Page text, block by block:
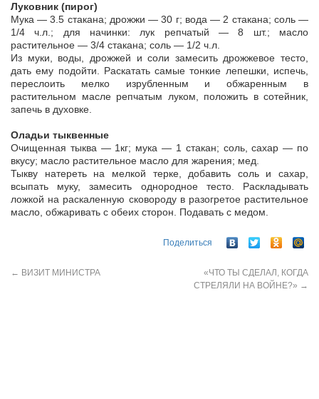
Луковник (пирог)
Мука — 3.5 стакана; дрожжи — 30 г; вода — 2 стакана; соль —
1/4 ч.л.; для начинки: лук репчатый — 8 шт.; масло
растительное — 3/4 стакана; соль — 1/2 ч.л.
Из муки, воды, дрожжей и соли замесить дрожжевое тесто,
дать ему подойти. Раскатать самые тонкие лепешки, испечь,
переслоить мелко изрубленным и обжаренным в
растительном масле репчатым луком, положить в сотейник,
запечь в духовке.
Оладьи тыквенные
Очищенная тыква — 1кг; мука — 1 стакан; соль, сахар — по
вкусу; масло растительное масло для жарения; мед.
Тыкву натереть на мелкой терке, добавить соль и сахар,
всыпать муку, замесить однородное тесто. Раскладывать
ложкой на раскаленную сковороду в разогретое растительное
масло, обжаривать с обеих сторон. Подавать с медом.
Поделиться
← ВИЗИТ МИНИСТРА
«ЧТО ТЫ СДЕЛАЛ, КОГДА
СТРЕЛЯЛИ НА ВОЙНЕ?» →